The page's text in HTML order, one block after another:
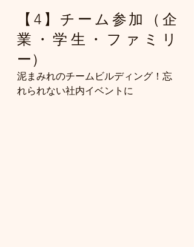
【4】チーム参加（企
業・学生・ファミリ
ー）
泥まみれのチームビルディング！​​​忘
れられない社内イベントに